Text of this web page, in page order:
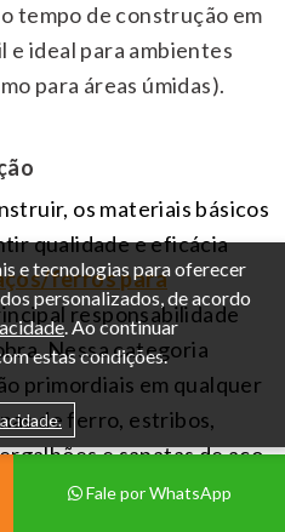
tempo de construção em
e ideal para ambientes
para áreas úmidas).
os materiais básicos
qualidade e eficácia
ferros para
responsabilidade
Nessa categoria
primordiais em qualquer
de ferro, estribos,
e sapatas de aço.
pela estrutura
Fale por WhatsApp
e tecnologias para oferecer
personalizados, de acordo
. Ao continuar
estas condições.